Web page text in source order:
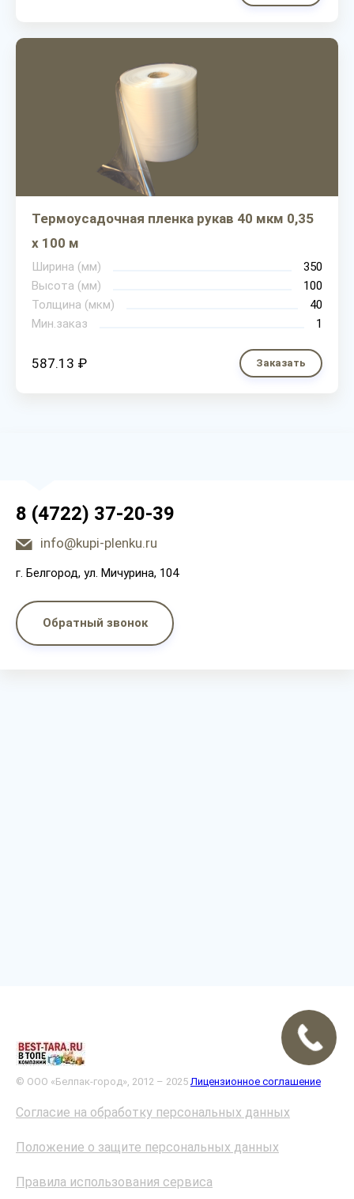
Термоусадочная пленка рукав 40 мкм 0,35
х 100 м
Ширина (мм)
350
Высота (мм)
100
Толщина (мкм)
40
Мин.заказ
1
587.13 ₽ Заказать
8 (4722) 37-20-39
info@kupi-plenku.ru
г. Белгород, ул. Мичурина, 104
Обратный звонок
© ООО «Белпак-город», 2012 – 2025 Лицензионное соглашение
Согласие на обработку персональных данных
Положение о защите персональных данных
Правила использования сервиса